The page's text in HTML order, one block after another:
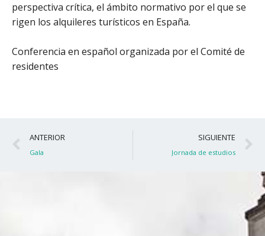
perspectiva crítica, el ámbito normativo por el que se
rigen los alquileres turísticos en España.
Conferencia en español organizada por el Comité de
residentes
Ant
ANTERIOR
Gala
SIGUIENTE
Jornada de estudios